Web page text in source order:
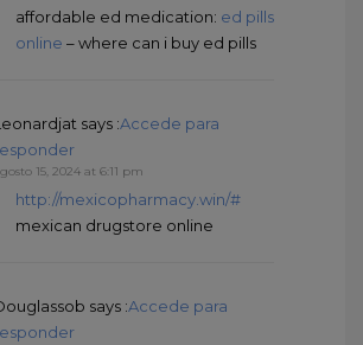
affordable ed medication: ed pills
online – where can i buy ed pills
says :Accede para
15, 2024 at 6:11 pm
http://mexicopharmacy.win/#
mexican drugstore online
says :Accede para